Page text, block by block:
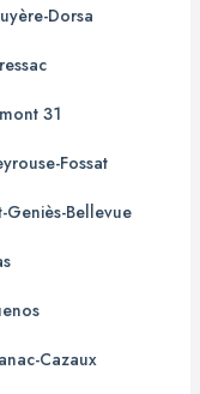
Dorsa
31
Fossat
Geniès-Bellevue
Cazaux